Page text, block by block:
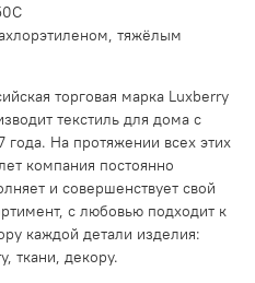
тяжёлым
торговая марка Luxberry
текстиль для дома с
года. На протяжении всех этих
компания постоянно
и совершенствует свой
с любовью подходит к
каждой детали изделия:
ткани, декору.